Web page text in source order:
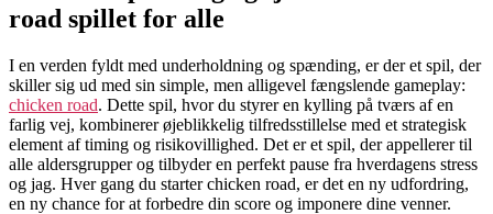
road spillet for alle
I en verden fyldt med underholdning og spænding, er der et spil, der
skiller sig ud med sin simple, men alligevel fængslende gameplay:
chicken road. Dette spil, hvor du styrer en kylling på tværs af en
farlig vej, kombinerer øjeblikkelig tilfredsstillelse med et strategisk
element af timing og risikovillighed. Det er et spil, der appellerer til
alle aldersgrupper og tilbyder en perfekt pause fra hverdagens stress
og jag. Hver gang du starter chicken road, er det en ny udfordring,
en ny chance for at forbedre din score og imponere dine venner.